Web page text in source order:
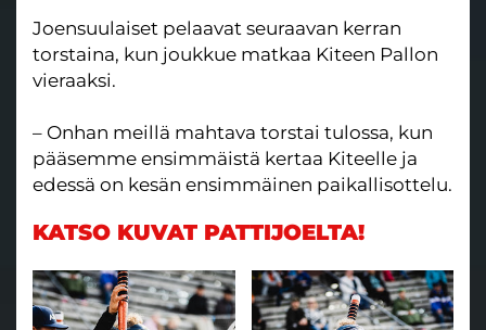
Joensuulaiset pelaavat seuraavan kerran
torstaina, kun joukkue matkaa Kiteen Pallon
vieraaksi.
– Onhan meillä mahtava torstai tulossa, kun
pääsemme ensimmäistä kertaa Kiteelle ja
edessä on kesän ensimmäinen paikallisottelu.
KATSO KUVAT PATTIJOELTA!